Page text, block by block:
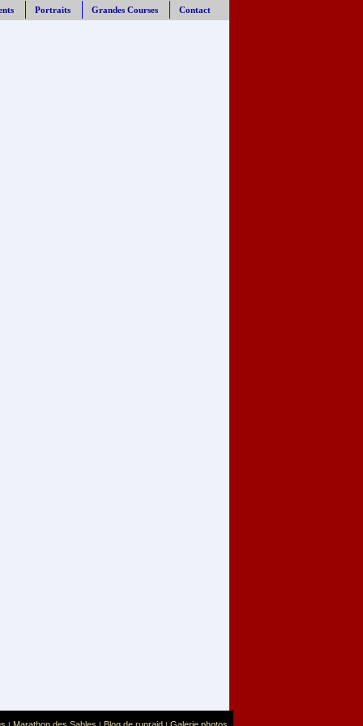
Portraits Grandes Courses Contact